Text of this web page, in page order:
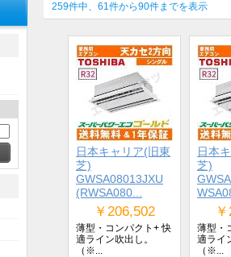
259件中、61件から90件までを表示
日本キャリア(旧東
芝)
GWSA08013JXU
(RWSA080...
￥206,502
薄型・コンパクト+ 快
適ライン吹出し。
（※...
日本
芝)
薄型・
適ライ
（※...